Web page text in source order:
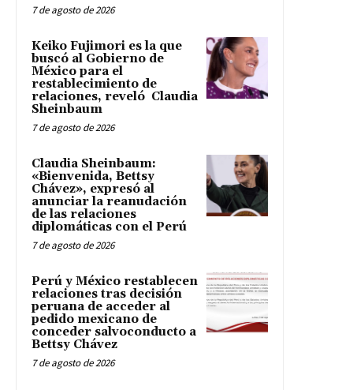
7 de agosto de 2026
Keiko Fujimori es la que
buscó al Gobierno de
México para el
restablecimiento de
relaciones, reveló Claudia
Sheinbaum
7 de agosto de 2026
Claudia Sheinbaum:
«Bienvenida, Bettsy
Chávez», expresó al
anunciar la reanudación
de las relaciones
diplomáticas con el Perú
7 de agosto de 2026
Perú y México restablecen
relaciones tras decisión
peruana de acceder al
pedido mexicano de
conceder salvoconducto a
Bettsy Chávez
7 de agosto de 2026